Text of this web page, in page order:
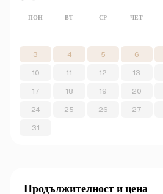
ПОН ВТ СР ЧЕТ
3 4 5 6
10 11 12 13
17 18 19 20
24 25 26 27
31
Продължителност и цена